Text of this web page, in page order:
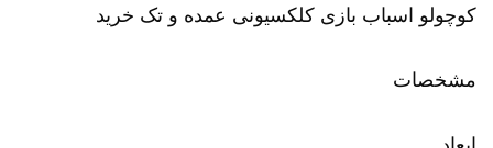
کوچولو اسباب بازی کلکسیونی عمده و تک خرید
مشخصات